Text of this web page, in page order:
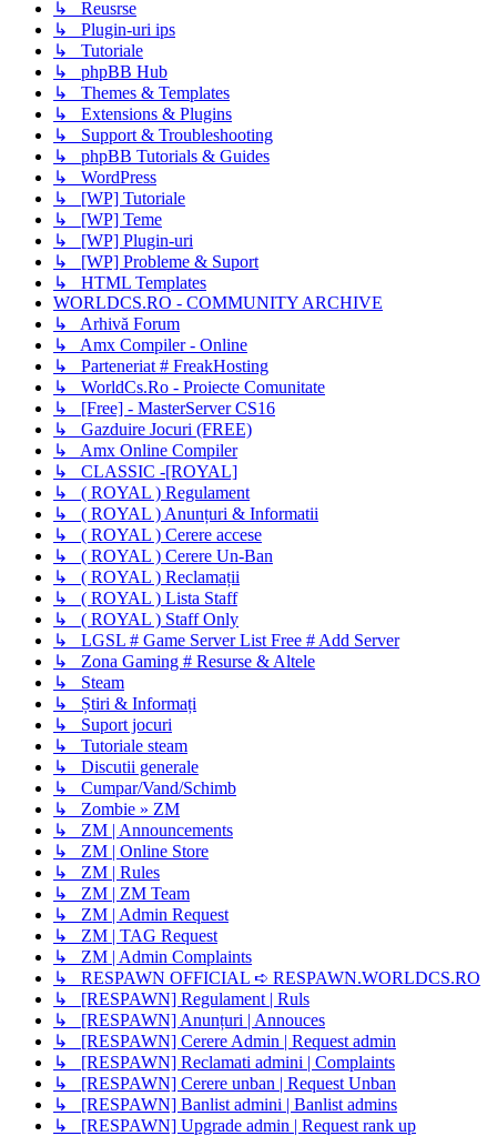
↳ Reusrse
↳ Plugin-uri ips
↳ Tutoriale
↳ phpBB Hub
↳ Themes & Templates
↳ Extensions & Plugins
↳ Support & Troubleshooting
↳ phpBB Tutorials & Guides
↳ WordPress
↳ [WP] Tutoriale
↳ [WP] Teme
↳ [WP] Plugin-uri
↳ [WP] Probleme & Suport
↳ HTML Templates
WORLDCS.RO - COMMUNITY ARCHIVE
↳ Arhivă Forum
↳ Amx Compiler - Online
↳ Parteneriat # FreakHosting
↳ WorldCs.Ro - Proiecte Comunitate
↳ [Free] - MasterServer CS16
↳ Gazduire Jocuri (FREE)
↳ Amx Online Compiler
↳ CLASSIC -[ROYAL]
↳ ( ROYAL ) Regulament
↳ ( ROYAL ) Anunțuri & Informatii
↳ ( ROYAL ) Cerere accese
↳ ( ROYAL ) Cerere Un-Ban
↳ ( ROYAL ) Reclamații
↳ ( ROYAL ) Lista Staff
↳ ( ROYAL ) Staff Only
↳ LGSL # Game Server List Free # Add Server
↳ Zona Gaming # Resurse & Altele
↳ Steam
↳ Știri & Informați
↳ Suport jocuri
↳ Tutoriale steam
↳ Discutii generale
↳ Cumpar/Vand/Schimb
↳ Zombie » ZM
↳ ZM | Announcements
↳ ZM | Online Store
↳ ZM | Rules
↳ ZM | ZM Team
↳ ZM | Admin Request
↳ ZM | TAG Request
↳ ZM | Admin Complaints
↳ RESPAWN OFFICIAL ➪ RESPAWN.WORLDCS.RO
↳ [RESPAWN] Regulament | Ruls
↳ [RESPAWN] Anunțuri | Annouces
↳ [RESPAWN] Cerere Admin | Request admin
↳ [RESPAWN] Reclamati admini | Complaints
↳ [RESPAWN] Cerere unban | Request Unban
↳ [RESPAWN] Banlist admini | Banlist admins
↳ [RESPAWN] Upgrade admin | Request rank up